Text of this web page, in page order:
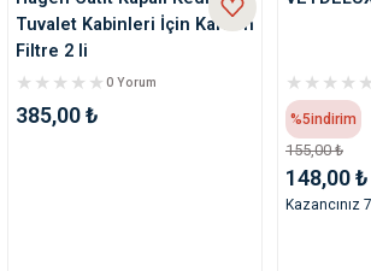
Tuvalet Kabinleri İçin Karbon
Filtre 2 li
0 Yorum
385,00 ₺ %5indirim
155,00 ₺
148,00 ₺
Kazancınız